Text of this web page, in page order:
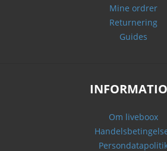
Mine ordrer
Returnering
Guides
Om liveboox